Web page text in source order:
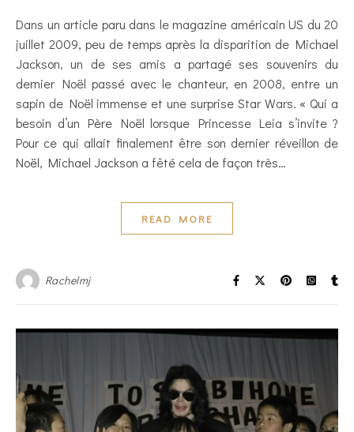
Dans un article paru dans le magazine américain US du 20
juillet 2009, peu de temps après la disparition de Michael
Jackson, un de ses amis a partagé ses souvenirs du
dernier Noël passé avec le chanteur, en 2008, entre un
sapin de Noël immense et une surprise Star Wars. « Qui a
besoin d’un Père Noël lorsque Princesse Leia s’invite ?
Pour ce qui allait finalement être son dernier réveillon de
Noël, Michael Jackson a fêté cela de façon très…
READ MORE
Rachelmj